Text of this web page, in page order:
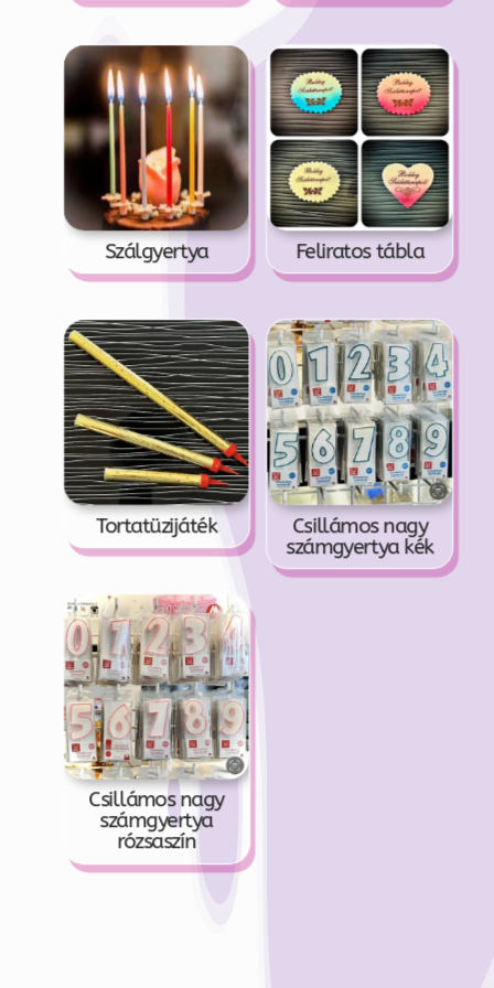
Szálgyertya Feliratos tábla
Tortatüzijáték
Csillámos nagy
számgyertya kék
Csillámos nagy
számgyertya
rózsaszín